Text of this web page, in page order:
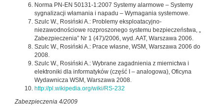
Norma PN-EN 50131-1:2007 Systemy alarmowe – Systemy
sygnalizacji włamania i napadu – Wymagania systemowe.
Szulc W., Rosiński A.: Problemy eksploatacyjno-
niezawodnościowe rozproszonego systemu bezpieczeństwa, „
Zabezpieczenia” Nr 1 (47)/2006, wyd. AAT, Warszawa 2006.
Szulc W., Rosiński A.: Prace własne, WSM, Warszawa 2006 do
2008.
Szulc W., Rosiński A.: Wybrane zagadnienia z miernictwa i
elektroniki dla informatyków (część I – analogowa), Oficyna
Wydawnicza WSM, Warszawa 2008.
http://pl.wikipedia.org/wiki/RS-232
Zabezpieczenia 4/2009